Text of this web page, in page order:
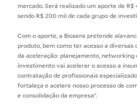
mercado. Será realizado um aporte de
sendo R$ 200 mil de cada grupo de
Com o aporte, a Biosens pretende
produto, bem como ter acesso a diversas
da aceleração: planejamento, networking
investimento vai acelerar o acesso a
contratação de profissionais
fortaleça e acelere nosso processo de
e consolidação da empresa”.